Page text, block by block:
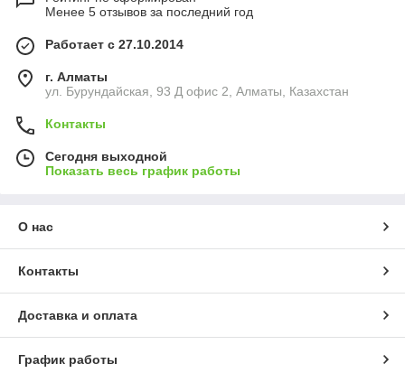
Менее 5 отзывов за последний год
Работает с 27.10.2014
г. Алматы
ул. Бурундайская, 93 Д офис 2, Алматы, Казахстан
Контакты
Сегодня выходной
Показать весь график работы
О нас
Контакты
Доставка и оплата
График работы